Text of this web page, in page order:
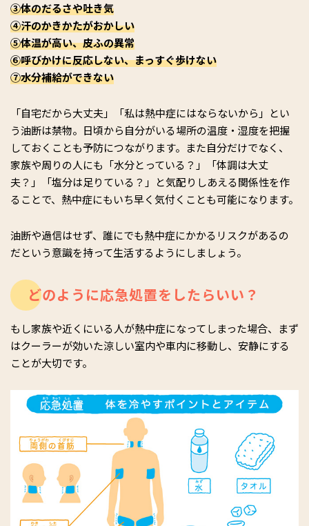
③体のだるさや吐き気
④汗のかきかたがおかしい
⑤体温が高い、皮ふの異常
⑥呼びかけに反応しない、まっすぐ歩けない
⑦水分補給ができない
「自宅だから大丈夫」「私は熱中症にはならないから」とい
う油断は禁物。日頃から自分がいる場所の温度・湿度を把握
しておくことも予防につながります。また自分だけでなく、
家族や周りの人にも「水分とっている？」「体調は大丈
夫？」「塩分は足りている？」と気配りしあえる関係性を作
ることで、熱中症にもいち早く気付くことも可能になります。
油断や過信はせず、誰にでも熱中症にかかるリスクがあるの
だという意識を持って生活するようにしましょう。
どのように応急処置をしたらいい？
もし家族や近くにいる人が熱中症になってしまった場合、まず
はクーラーが効いた涼しい室内や車内に移動し、安静にする
ことが大切です。